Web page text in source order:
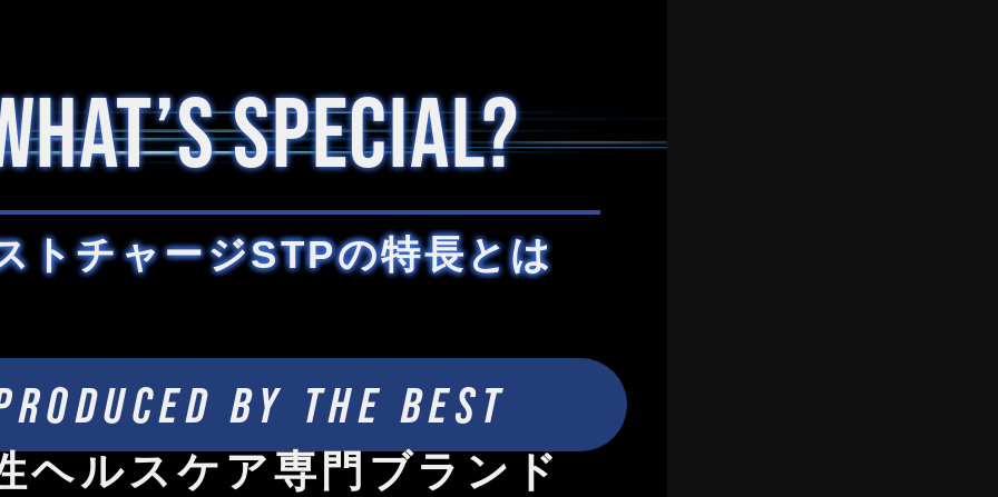
SPECIAL?
トチャージSTPの特長とは
BY THE BEST
ヘルスケア専門ブランド